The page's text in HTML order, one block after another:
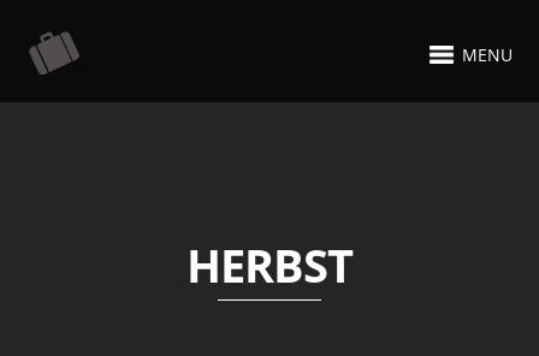
MENU
HERBST